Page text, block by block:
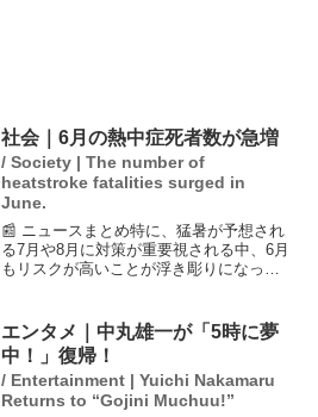
社会｜6月の熱中症死者数が急増
/ Society | The number of
heatstroke fatalities surged in
June.
📰 ニュースまとめ特に、猛暑が予想され
る7月や8月に対策が重要視される中、6月
もリスクが高いことが浮き彫りになって
達し、1980年代の同期間の熱中症死者数
とほ...
エンタメ｜中丸雄一が「5時に夢
中！」復帰！
/ Entertainment | Yuichi Nakamaru
Returns to “Gojini Muchuu!”